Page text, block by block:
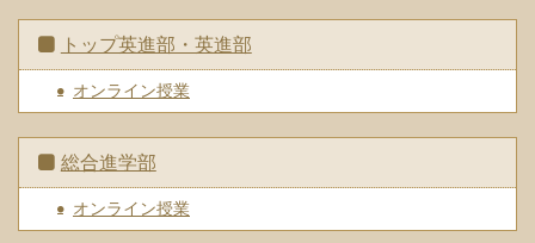
トップ英進部・英進部
オンライン授業
総合進学部
オンライン授業